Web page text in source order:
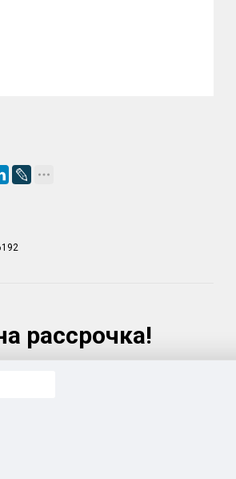
рассрочка!
по всему Таможенному союзу.